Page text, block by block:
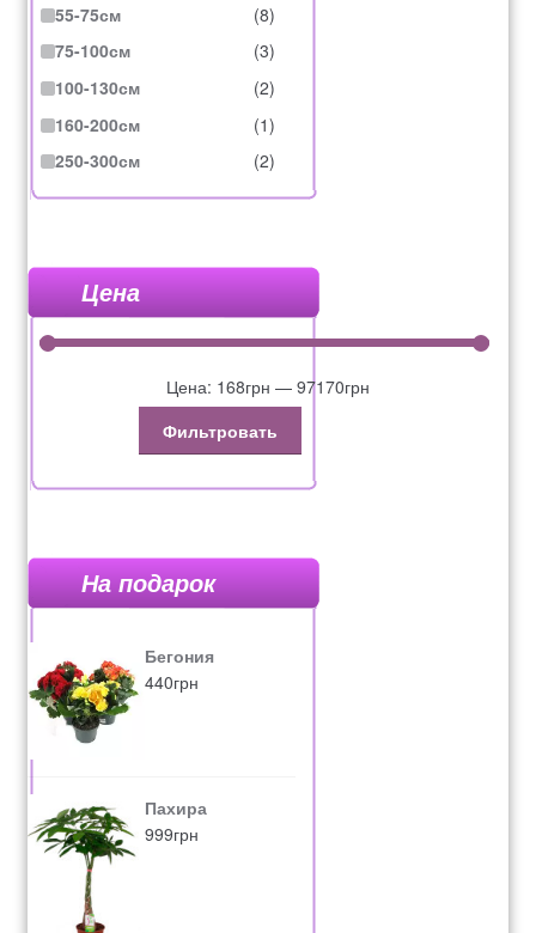
55-75см
(8)
75-100см
(3)
100-130см
(2)
160-200см
(1)
250-300см
(2)
Цена
Цена: 168грн — 97170грн
Фильтровать
На подарок
Бегония
440грн
Пахира
999грн